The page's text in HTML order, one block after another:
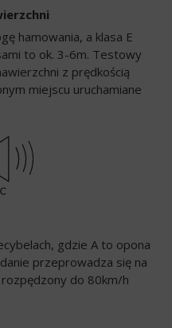
hamowania, a klasa E
to ok. 3-6m. Testowy
z prędkością
miejscu uruchamiane
gdzie A to opona
przeprowadza się na
do 80km/h